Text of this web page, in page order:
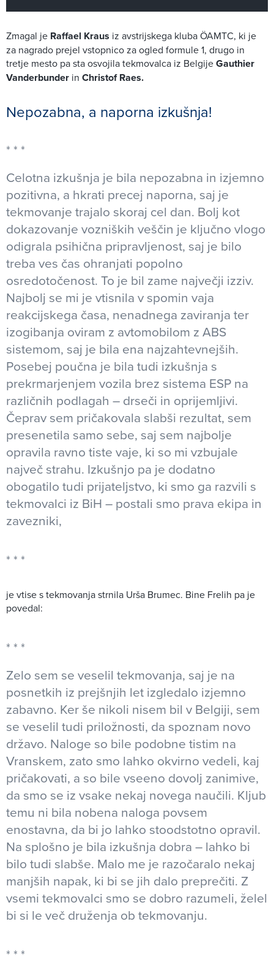
Zmagal je Raffael Kraus iz avstrijskega kluba ÖAMTC, ki je
za nagrado prejel vstopnico za ogled formule 1, drugo in
tretje mesto pa sta osvojila tekmovalca iz BelgijeGauthier
Vanderbunder in Christof Raes.
Nepozabna, a naporna izkušnja!
Celotna izkušnja je bila nepozabna in izjemno
pozitivna, a hkrati precej naporna, saj je
tekmovanje trajalo skoraj cel dan. Bolj kot
dokazovanje vozniških veščin je ključno vlogo
odigrala psihična pripravljenost, saj je bilo
treba ves čas ohranjati popolno
osredotočenost. To je bil zame največji izziv.
Najbolj se mi je vtisnila v spomin vaja
reakcijskega časa, nenadnega zaviranja ter
izogibanja oviram z avtomobilom z ABS
sistemom, saj je bila ena najzahtevnejših.
Posebej poučna je bila tudi izkušnja s
prekrmarjenjem vozila brez sistema ESP na
različnih podlagah – drseči in oprijemljivi.
Čeprav sem pričakovala slabši rezultat, sem
presenetila samo sebe, saj sem najbolje
opravila ravno tiste vaje, ki so mi vzbujale
največ strahu. Izkušnjo pa je dodatno
obogatilo tudi prijateljstvo, ki smo ga razvili s
tekmovalci iz BiH – postali smo prava ekipa in
zavezniki,
je vtise s tekmovanja strnila Urša Brumec. Bine Frelih pa je
povedal:
Zelo sem se veselil tekmovanja, saj je na
posnetkih iz prejšnjih let izgledalo izjemno
zabavno. Ker še nikoli nisem bil v Belgiji, sem
se veselil tudi priložnosti, da spoznam novo
državo. Naloge so bile podobne tistim na
Vranskem, zato smo lahko okvirno vedeli, kaj
pričakovati, a so bile vseeno dovolj zanimive,
da smo se iz vsake nekaj novega naučili. Kljub
temu ni bila nobena naloga povsem
enostavna, da bi jo lahko stoodstotno opravil.
Na splošno je bila izkušnja dobra – lahko bi
bilo tudi slabše. Malo me je razočaralo nekaj
manjših napak, ki bi se jih dalo preprečiti. Z
vsemi tekmovalci smo se dobro razumeli, želel
bi si le več druženja ob tekmovanju.